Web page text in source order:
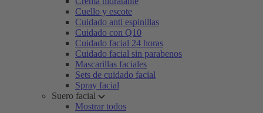
Cuello y escote
Cuidado anti espinillas
Cuidado con Q10
Cuidado facial 24 horas
Cuidado facial sin parabenos
Mascarillas faciales
Sets de cuidado facial
Spray facial
Suero facial
Mostrar todos